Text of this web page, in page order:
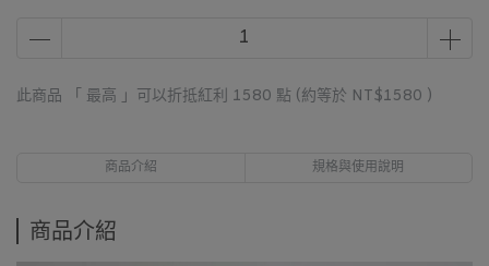
此商品 「 最高 」可以折抵紅利 1580 點 (約等於 NT$1580 )
商品介紹 規格與使用說明
商品介紹